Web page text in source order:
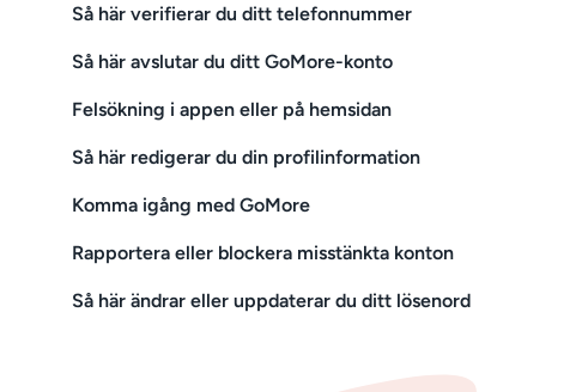
Så här verifierar du ditt telefonnummer
Så här avslutar du ditt GoMore-konto
Felsökning i appen eller på hemsidan
Så här redigerar du din profilinformation
Komma igång med GoMore
Rapportera eller blockera misstänkta konton
Så här ändrar eller uppdaterar du ditt lösenord